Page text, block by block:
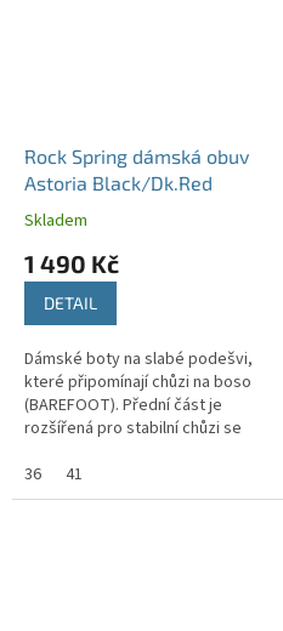
Rock Spring dámská obuv
Astoria Black/Dk.Red
Skladem
1 490 Kč
DETAIL
Dámské boty na slabé podešvi,
které připomínají chůzi na boso
(BAREFOOT). Přední část je
rozšířená pro stabilní chůzi se
36
41